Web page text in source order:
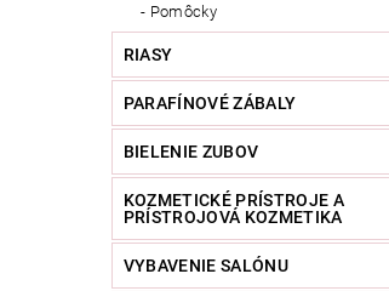
Pomôcky
RIASY
PARAFÍNOVÉ ZÁBALY
BIELENIE ZUBOV
KOZMETICKÉ PRÍSTROJE A
PRÍSTROJOVÁ KOZMETIKA
VYBAVENIE SALÓNU